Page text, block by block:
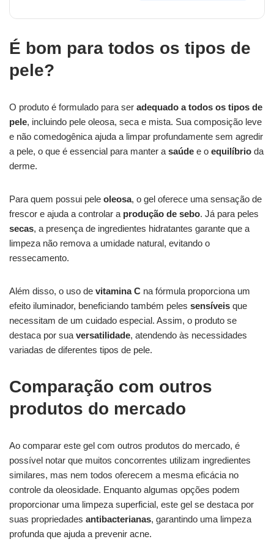
É bom para todos os tipos de
pele?
O produto é formulado para ser adequado a todos os tipos de
pele, incluindo pele oleosa, seca e mista. Sua composição leve
e não comedogênica ajuda a limpar profundamente sem agredir
a pele, o que é essencial para manter a saúde e o equilíbrio da
derme.
Para quem possui pele oleosa, o gel oferece uma sensação de
frescor e ajuda a controlar a produção de sebo. Já para peles
secas, a presença de ingredientes hidratantes garante que a
limpeza não remova a umidade natural, evitando o
ressecamento.
Além disso, o uso de vitamina C na fórmula proporciona um
efeito iluminador, beneficiando também peles sensíveis que
necessitam de um cuidado especial. Assim, o produto se
destaca por sua versatilidade, atendendo às necessidades
variadas de diferentes tipos de pele.
Comparação com outros
produtos do mercado
Ao comparar este gel com outros produtos do mercado, é
possível notar que muitos concorrentes utilizam ingredientes
similares, mas nem todos oferecem a mesma eficácia no
controle da oleosidade. Enquanto algumas opções podem
proporcionar uma limpeza superficial, este gel se destaca por
suas propriedades antibacterianas, garantindo uma limpeza
profunda que ajuda a prevenir acne.